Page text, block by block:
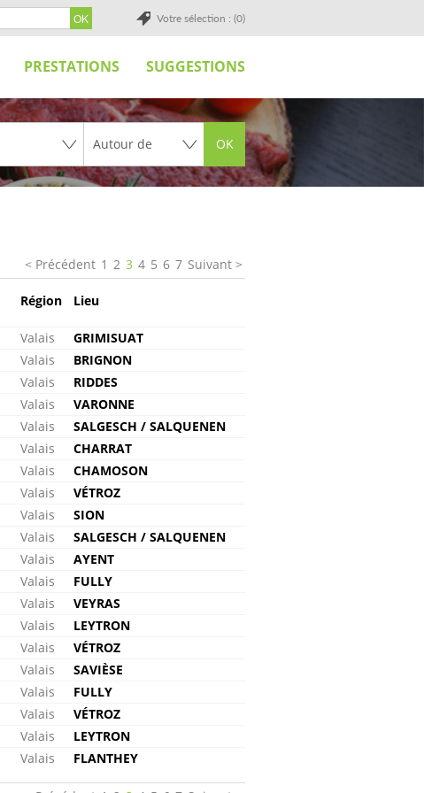
Votre sélection : (0)
PRESTATIONS SUGGESTIONS
OK
Précédent 1 2 3 4 5 6 7 Suivant
Région Lieu
Valais GRIMISUAT
Valais BRIGNON
Valais RIDDES
Valais VARONNE
Valais SALGESCH / SALQUENEN
Valais CHARRAT
Valais CHAMOSON
Valais VÉTROZ
Valais SION
Valais SALGESCH / SALQUENEN
Valais AYENT
Valais FULLY
Valais VEYRAS
Valais LEYTRON
Valais VÉTROZ
Valais SAVIÈSE
Valais FULLY
Valais VÉTROZ
Valais LEYTRON
Valais FLANTHEY